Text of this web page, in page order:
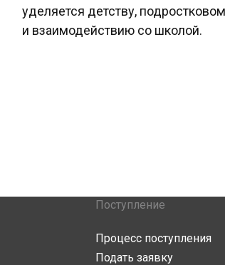
уделяется детству,
и взаимодействию со школой.
Поступление
Процесс поступления
Подать заявку